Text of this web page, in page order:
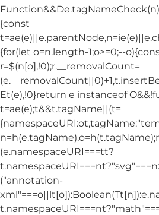
{const
{for(let o=n.length-1;o>=0;--
r=$(n[o],!0);r.__removalCount=
Et(e),!0}return e instanceof
t=ae(e);t&&t.tagName||(t=
(e.namespaceURI===tt?
("annotation-